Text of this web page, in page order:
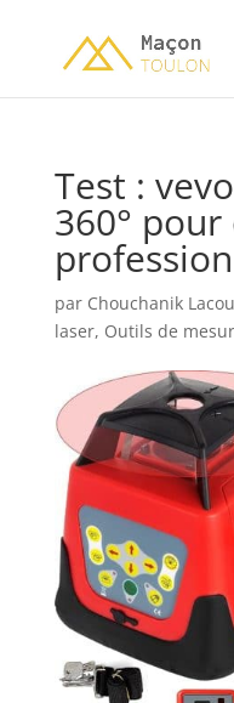
Test :
360°
par Chouchanik
laser, Outils de